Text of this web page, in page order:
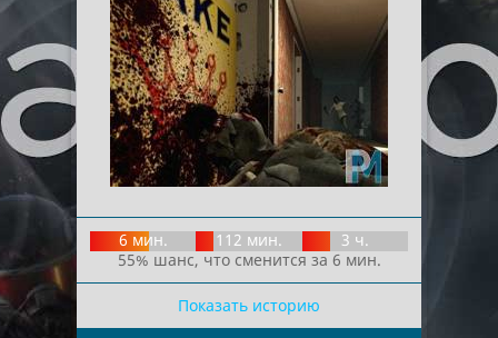
6 мин. 112 мин.
3 ч.
55% шанс, что сменится за 6 мин.
Показать историю